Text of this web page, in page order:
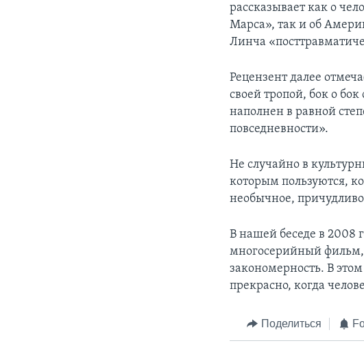
рассказывает как о
Марса», так и об
Линча
Рецензент далее
своей тропой, бок о
наполнен в равной
повседневности».
Не случайно в
которым пользуются,
необычное,
В нашей беседе в 2008
многосерийный
закономерность. В
прекрасно, когда
Поделиться